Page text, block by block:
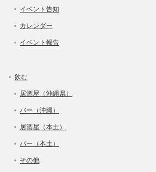
イベント告知
カレンダー
イベント報告
飲む
居酒屋（沖縄県）
バー（沖縄）
居酒屋（本土）
バー（本土）
その他